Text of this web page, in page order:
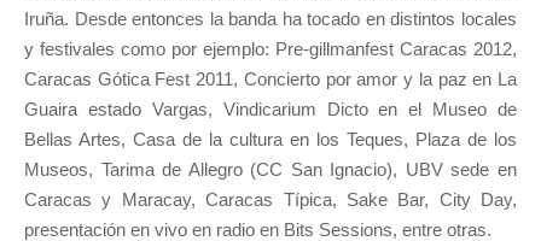
Iruña. Desde entonces la banda ha tocado en distintos locales
y festivales como por ejemplo: Pre-gillmanfest Caracas 2012,
Caracas Gótica Fest 2011, Concierto por amor y la paz en La
Guaira estado Vargas, Vindicarium Dicto en el Museo de
Bellas Artes, Casa de la cultura en los Teques, Plaza de los
Museos, Tarima de Allegro (CC San Ignacio), UBV sede en
Caracas y Maracay, Caracas Típica, Sake Bar, City Day,
presentación en vivo en radio en Bits Sessions, entre otras.